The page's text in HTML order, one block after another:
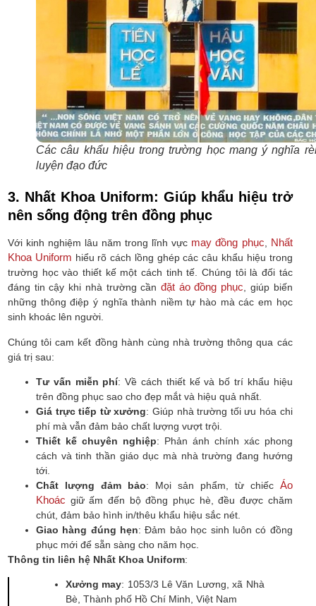
Các câu khẩu hiệu trong trường học mang ý nghĩa
luyện đạo đức
3. Nhất Khoa Uniform: Giúp khẩu hiệu trở
nên sống động trên đồng phục
Với kinh nghiệm lâu năm trong lĩnh vực may đồng phục, Nhất
Khoa Uniform hiểu rõ cách lồng ghép các câu khẩu hiệu trong
trường học vào thiết kế một cách tinh tế. Chúng tôi là đối tác
đáng tin cậy khi nhà trường cầnđặt áo đồng phục, giúp biến
những thông điệp ý nghĩa thành niềm tự hào mà các em học
sinh khoác lên người.
Chúng tôi cam kết đồng hành cùng nhà trường thông qua các
giá trị sau:
Tư vấn miễn phí: Về cách thiết kế và bố trí khẩu hiệu
trên đồng phục sao cho đẹp mắt và hiệu quả nhất.
Giá trực tiếp từ xưởng: Giúp nhà trường tối ưu hóa chi
phí mà vẫn đảm bảo chất lượng vượt trội.
Thiết kế chuyên nghiệp: Phản ánh chính xác phong
cách và tinh thần giáo dục mà nhà trường đang hướng
tới.
Chất lượng đảm bảo: Mọi sản phẩm, từ chiếc Áo
Khoác giữ ấm đến bộ đồng phục hè, đều được chăm
chút, đảm bảo hình in/thêu khẩu hiệu sắc nét.
Giao hàng đúng hẹn: Đảm bảo học sinh luôn có đồng
phục mới để sẵn sàng cho năm học.
Thông tin liên hệ Nhất Khoa Uniform:
Xưởng may: 1053/3 Lê Văn Lương, xã Nhà
Bè, Thành phố Hồ Chí Minh, Việt Nam